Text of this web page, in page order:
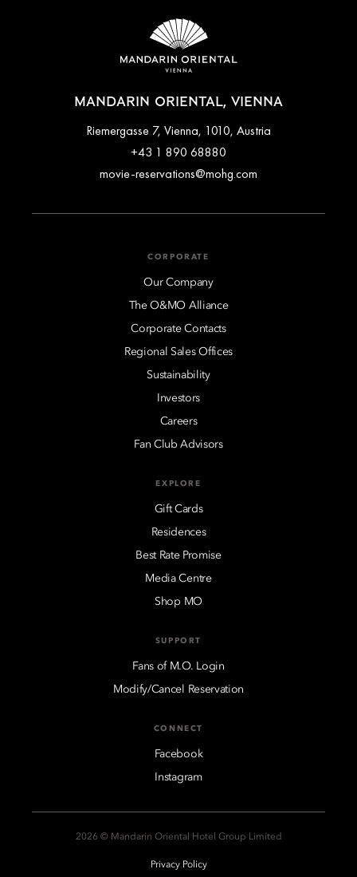
MANDARIN ORIENTAL, VIENNA
Riemergasse 7, Vienna, 1010, Austria
+43 1 890 68880
movie-reservations@mohg.com
CORPORATE
Our Company
The O&MO Alliance
Corporate Contacts
Regional Sales Offices
Sustainability
Investors
Careers
Fan Club Advisors
EXPLORE
Gift Cards
Residences
Best Rate Promise
Media Centre
Shop MO
SUPPORT
Fans of M.O. Login
Modify/Cancel Reservation
CONNECT
Facebook
Instagram
2026 © Mandarin Oriental Hotel Group Limited
Privacy Policy